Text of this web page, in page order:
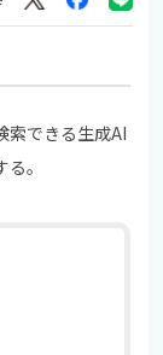
索できる生成AI
。